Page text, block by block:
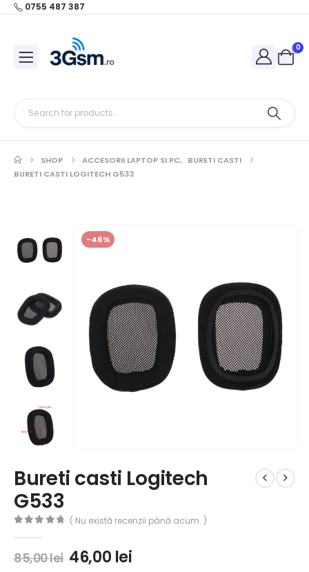
0755 487 387
0
SHOP ACCESORII LAPTOP SI PC, BURETI CASTI
BURETI CASTI LOGITECH G533
-46%
Bureti casti Logitech
G533
( Nu există recenzii până acum. )
85,00lei 46,00 lei